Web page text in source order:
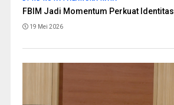
FBIM Jadi Momentum Perkuat
19 Mei 2026